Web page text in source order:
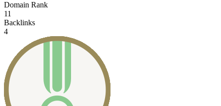
Domain Rank
11
Backlinks
4